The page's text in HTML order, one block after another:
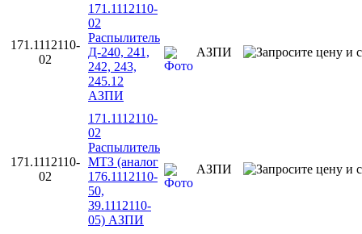
171.1112110-
02
171.1112110-
02
Распылитель
Д-240, 241,
242, 243,
245.12
АЗПИ
АЗПИ
171.1112110-
02
171.1112110-
02
Распылитель
МТЗ (аналог
176.1112110-
50,
39.1112110-
05) АЗПИ
АЗПИ